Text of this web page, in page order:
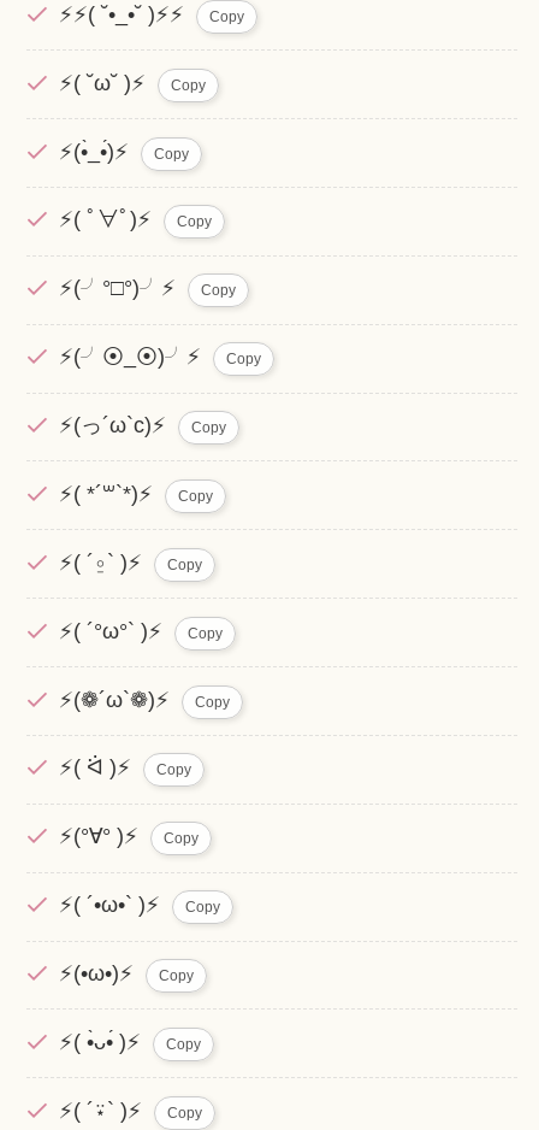
⚡⚡( ˘•_•˘ )⚡⚡ Copy
⚡( ˘ω˘ )⚡ Copy
⚡(•̀_•́)⚡ Copy
⚡( ﾟ∀ﾟ)⚡ Copy
⚡(╯°□°)╯⚡ Copy
⚡(╯⦿_⦿)╯⚡ Copy
⚡(っ´ω`c)⚡ Copy
⚡( *´꒳`*)⚡ Copy
⚡( ´⍛` )⚡ Copy
⚡( ´°ω°` )⚡ Copy
⚡(❁´ω`❁)⚡ Copy
⚡( ᐛ )⚡ Copy
⚡(°∀° )⚡ Copy
⚡( ´•ω•` )⚡ Copy
⚡(•ω•)⚡ Copy
⚡( •̀ᴗ•́ )⚡ Copy
⚡( ´⍣` )⚡ Copy